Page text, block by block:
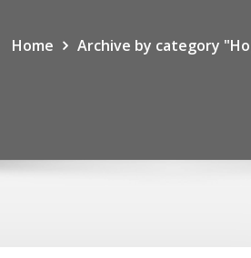
Home Archive by category